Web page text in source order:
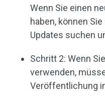
Wenn Sie einen
haben, können
Updates suchen
Schritt 2: Wenn
verwenden,
Veröffentlichung